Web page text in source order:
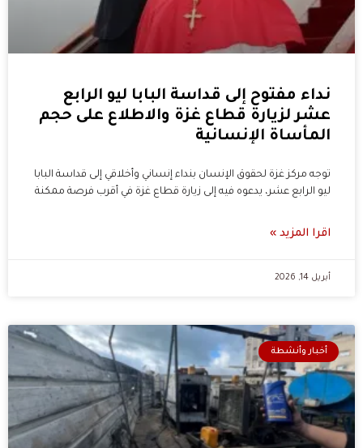
نداء مفتوح إلى قداسة البابا ليو الرابع
عشر لزيارة قطاع غزة والاطلاع على حجم
المأساة الإنسانية
توجه مركز غزة لحقوق الإنسان بنداء إنساني وأخلاقي إلى قداسة البابا
ليو الرابع عشر، يدعوه فيه إلى زيارة قطاع غزة في أقرب فرصة ممكنة
اقرا المزيد »
أبريل 14, 2026
أخبار وأنشطة